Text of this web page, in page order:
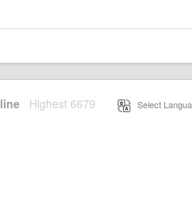
Highest 6679 Select